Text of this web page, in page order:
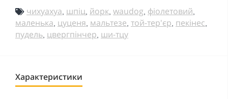
чихуахуа шпіц йорк waudog фіолетовий
маленька цуценя мальтезе той-тер'єр пекінес
пудель цвергпінчер ши-тцу
Характеристики